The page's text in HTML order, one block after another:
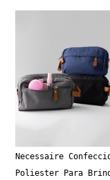
Necessaire
Poliester Para